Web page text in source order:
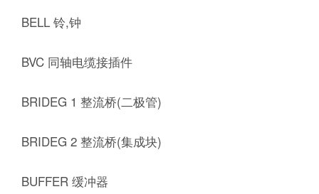
BELL 铃,钟
BVC 同轴电缆接插件
BRIDEG 1 整流桥(二极管)
BRIDEG 2 整流桥(集成块)
BUFFER 缓冲器